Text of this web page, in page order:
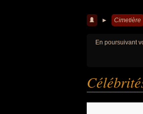
► Cimetière
En poursuivant